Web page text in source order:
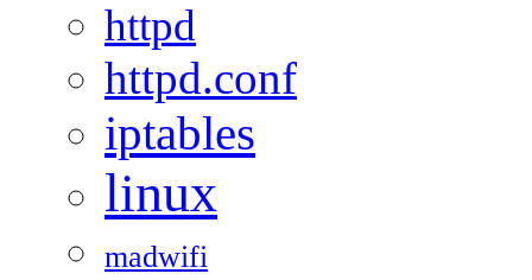
httpd
httpd.conf
iptables
linux
madwifi